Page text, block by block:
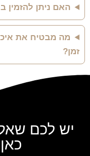
האם ניתן להזמין
מה מבטיח את
זמן?
יש לכם